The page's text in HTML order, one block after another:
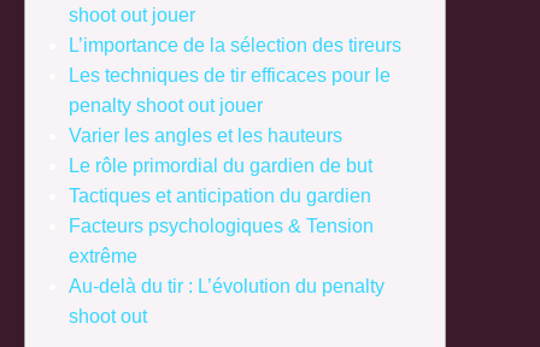
shoot out jouer
L’importance de la sélection des tireurs
Les techniques de tir efficaces pour le
penalty shoot out jouer
Varier les angles et les hauteurs
Le rôle primordial du gardien de but
Tactiques et anticipation du gardien
Facteurs psychologiques & Tension
extrême
Au-delà du tir : L’évolution du penalty
shoot out